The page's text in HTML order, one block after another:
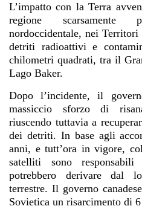
L’impatto con la Terra
regione scarsamente
nordoccidentale, nei
detriti radioattivi e
chilometri quadrati, tra il
Lago Baker.
Dopo l’incidente, il
massiccio sforzo di
riuscendo tuttavia a
dei detriti. In base agli
anni, e tutt’ora in vigore,
satelliti sono
potrebbero derivare dal
terrestre. Il governo
Sovietica un risarcimento di